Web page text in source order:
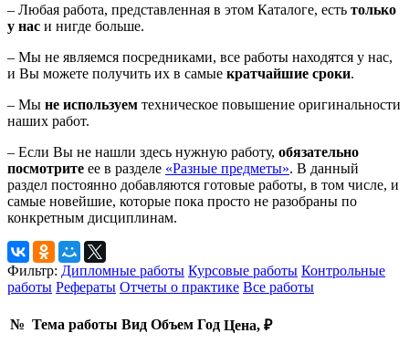
– Любая работа, представленная в этом Каталоге, есть только
у нас и нигде больше.
– Мы не являемся посредниками, все работы находятся у нас,
и Вы можете получить их в самые кратчайшие сроки.
– Мы не используем техническое повышение оригинальности
наших работ.
– Если Вы не нашли здесь нужную работу, обязательно
посмотрите ее в разделе «Разные предметы». В данный
раздел постоянно добавляются готовые работы, в том числе, и
самые новейшие, которые пока просто не разобраны по
конкретным дисциплинам.
Фильтр: Дипломные работы Курсовые работы Контрольные
работы Рефераты Отчеты о практике Все работы
№ Тема работы Вид Объем Год Цена, ₽